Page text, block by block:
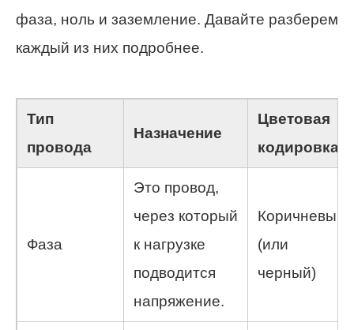
фаза, ноль и заземление. Давайте разберем
каждый из них подробнее.
Тип
провода
Назначение
Цветовая
кодировка
Фаза
Это провод,
через который
к нагрузке
подводится
напряжение.
Коричневый
(или
черный)